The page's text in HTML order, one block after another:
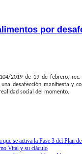
por
2019 de 19 de febrero,
desafección manifiesta y
social del momento.
se activa la Fase 3 del Plan
Vital y su cláculo